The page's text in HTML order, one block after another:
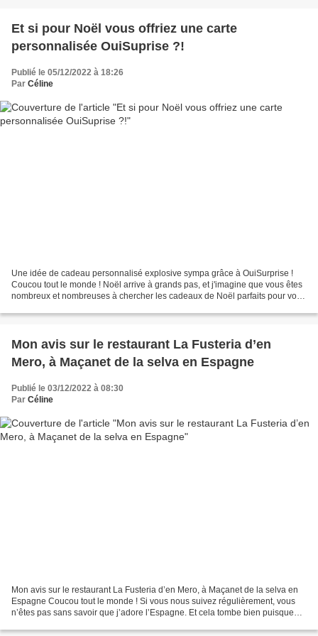
Et si pour Noël vous offriez une carte
personnalisée OuiSuprise ?!
Publié le 05/12/2022 à 18:26
Par Céline
Une idée de cadeau personnalisé explosive sympa grâce à OuiSurprise !
Coucou tout le monde ! Noël arrive à grands pas, et j'imagine que vous êtes
nombreux et nombreuses à chercher les cadeaux de Noël parfaits pour vos
Mon avis sur le restaurant La Fusteria d’en
Mero, à Maçanet de la selva en Espagne
Publié le 03/12/2022 à 08:30
Par Céline
Mon avis sur le restaurant La Fusteria d’en Mero, à Maçanet de la selva en
Espagne Coucou tout le monde ! Si vous nous suivez régulièrement, vous
n’êtes pas sans savoir que j’adore l’Espagne. Et cela tombe bien puisque